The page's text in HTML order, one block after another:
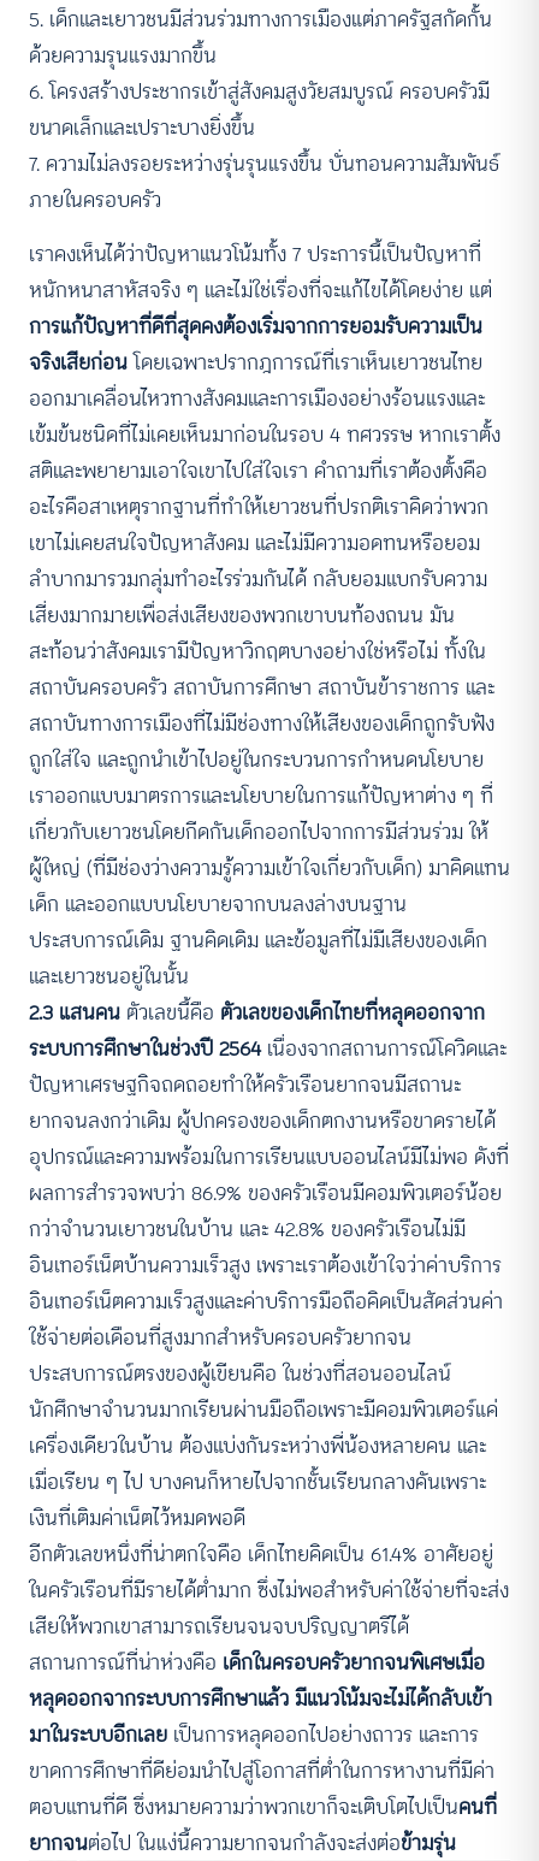
5. เด็กและเยาวชนมีส่วนร่วมทางการเมืองแต่ภาครัฐสกัดกั้น
ด้วยความรุนแรงมากขึ้น
6. โครงสร้างประชากรเข้าสู่สังคมสูงวัยสมบูรณ์ ครอบครัวมี
ขนาดเล็กและเปราะบางยิ่งขึ้น
7. ความไม่ลงรอยระหว่างรุ่นรุนแรงขึ้น บั่นทอนความสัมพันธ์
ภายในครอบครัว
เราคงเห็นได้ว่าปัญหาแนวโน้มทั้ง 7 ประการนี้เป็นปัญหาที่
หนักหนาสาหัสจริง ๆ และไม่ใช่เรื่องที่จะแก้ไขได้โดยง่าย แต่
การแก้ปัญหาที่ดีที่สุดคงต้องเริ่มจากการยอมรับความเป็น
จริงเสียก่อนโดยเฉพาะปรากฎการณ์ที่เราเห็นเยาวชนไทย
ออกมาเคลื่อนไหวทางสังคมและการเมืองอย่างร้อนแรงและ
เข้มข้นชนิดที่ไม่เคยเห็นมาก่อนในรอบ 4 ทศวรรษ หากเราตั้ง
สติและพยายามเอาใจเขาไปใส่ใจเรา คำถามที่เราต้องตั้งคือ
อะไรคือสาเหตุรากฐานที่ทำให้เยาวชนที่ปรกติเราคิดว่าพวก
เขาไม่เคยสนใจปัญหาสังคม และไม่มีความอดทนหรือยอม
ลำบากมารวมกลุ่มทำอะไรร่วมกันได้ กลับยอมแบกรับความ
เสี่ยงมากมายเพื่อส่งเสียงของพวกเขาบนท้องถนน มัน
สะท้อนว่าสังคมเรามีปัญหาวิกฤตบางอย่างใช่หรือไม่ ทั้งใน
สถาบันครอบครัว สถาบันการศึกษา สถาบันข้าราชการ และ
สถาบันทางการเมืองที่ไม่มีช่องทางให้เสียงของเด็กถูกรับฟัง
ถูกใส่ใจ และถูกนำเข้าไปอยู่ในกระบวนการกำหนดนโยบาย
เราออกแบบมาตรการและนโยบายในการแก้ปัญหาต่าง ๆ ที่
เกี่ยวกับเยาวชนโดยกีดกันเด็กออกไปจากการมีส่วนร่วม ให้
ผู้ใหญ่ (ที่มีช่องว่างความรู้ความเข้าใจเกี่ยวกับเด็ก) มาคิดแทน
เด็ก และออกแบบนโยบายจากบนลงล่างบนฐาน
ประสบการณ์เดิม ฐานคิดเดิม และข้อมูลที่ไม่มีเสียงของเด็ก
และเยาวชนอยู่ในนั้น
2.3 แสนคน ตัวเลขนี้คือ ตัวเลขของเด็กไทยที่หลุดออกจาก
ระบบการศึกษาในช่วงปี 2564เนื่องจากสถานการณ์โควิดและ
ปัญหาเศรษฐกิจถดถอยทำให้ครัวเรือนยากจนมีสถานะ
ยากจนลงกว่าเดิม ผู้ปกครองของเด็กตกงานหรือขาดรายได้
อุปกรณ์และความพร้อมในการเรียนแบบออนไลน์มีไม่พอ ดังที่
ผลการสำรวจพบว่า 86.9% ของครัวเรือนมีคอมพิวเตอร์น้อย
กว่าจำนวนเยาวชนในบ้าน และ 42.8% ของครัวเรือนไม่มี
อินเทอร์เน็ตบ้านความเร็วสูง เพราะเราต้องเข้าใจว่าค่าบริการ
อินเทอร์เน็ตความเร็วสูงและค่าบริการมือถือคิดเป็นสัดส่วนค่า
ใช้จ่ายต่อเดือนที่สูงมากสำหรับครอบครัวยากจน
ประสบการณ์ตรงของผู้เขียนคือ ในช่วงที่สอนออนไลน์
นักศึกษาจำนวนมากเรียนผ่านมือถือเพราะมีคอมพิวเตอร์แค่
เครื่องเดียวในบ้าน ต้องแบ่งกันระหว่างพี่น้องหลายคน และ
เมื่อเรียน ๆ ไป บางคนก็หายไปจากชั้นเรียนกลางคันเพราะ
เงินที่เติมค่าเน็ตไว้หมดพอดี
อีกตัวเลขหนึ่งที่น่าตกใจคือ เด็กไทยคิดเป็น 61.4% อาศัยอยู่
ในครัวเรือนที่มีรายได้ต่ำมาก ซึ่งไม่พอสำหรับค่าใช้จ่ายที่จะส่ง
เสียให้พวกเขาสามารถเรียนจนจบปริญญาตรีได้
สถานการณ์ที่น่าห่วงคือ เด็กในครอบครัวยากจนพิเศษเมื่อ
หลุดออกจากระบบการศึกษาแล้ว มีแนวโน้มจะไม่ได้กลับเข้า
มาในระบบอีกเลย เป็นการหลุดออกไปอย่างถาวร และการ
ขาดการศึกษาที่ดีย่อมนำไปสู่โอกาสที่ต่ำในการหางานที่มีค่า
ตอบแทนที่ดี ซึ่งหมายความว่าพวกเขาก็จะเติบโตไปเป็นคนที่
ยากจนต่อไป ในแง่นี้ความยากจนกำลังจะส่งต่อข้ามรุ่น